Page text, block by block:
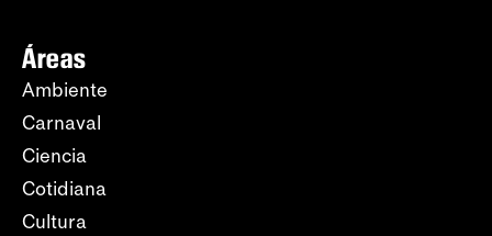
Áreas
Ambiente
Carnaval
Ciencia
Cotidiana
Cultura